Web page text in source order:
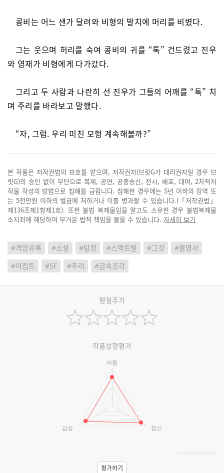
콩비는 어느 샌가 달려와 비형의 발치에 머리를 비볐다.
그는 웃으며 허리를 숙여 콩비의 귀를 “톡” 건드렸고 진우
와 영재가 비형에게 다가갔다.
그리고 두 사람과 나란히 선 진우가 그들의 어깨를 “툭” 치
며 주리를 바라보고 말했다.
“자, 그럼. 우리 미친 모험 계속해볼까?”
본 작품은 저작권법의 보호를 받으며, 저작권자(브릿G가 대리권자일 경우 브
릿G)의 승인 없이 무단으로 복제, 공연, 공중송신, 전시, 배포, 대여, 2차적저
작물 작성의 방법으로 침해를 금합니다. 침해한 경우에는 5년 이하의 징역 또
는 5천만원 이하의 벌금에 처하거나 이를 병과할 수 있습니다.(「저작권법」
제136조제1항제1호). 또한 불법 복제물임을 알고도 소유한 경우 불법복제물
소지죄에 해당하여 무거운 법적 책임을 물을 수 있습니다. 자세히 보기
#격암유록 #소설 #탐정 #스펙트럴 #그것
#불영사
#이집트
#SF #추리 #금속조각
평점주기
작품성향평가
어둠
참신
감성
JS chart by amCharts
평가하기